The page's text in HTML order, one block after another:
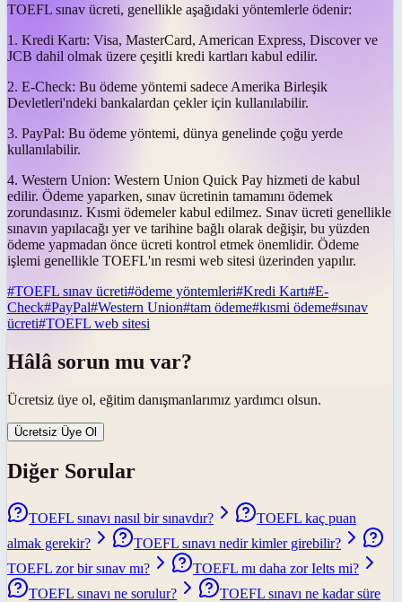
TOEFL sınav ücreti, genellikle aşağıdaki yöntemlerle ödenir:
1. Kredi Kartı: Visa, MasterCard, American Express, Discover ve
JCB dahil olmak üzere çeşitli kredi kartları kabul edilir.
2. E-Check: Bu ödeme yöntemi sadece Amerika Birleşik
Devletleri'ndeki bankalardan çekler için kullanılabilir.
3. PayPal: Bu ödeme yöntemi, dünya genelinde çoğu yerde
kullanılabilir.
4. Western Union: Western Union Quick Pay hizmeti de kabul
edilir. Ödeme yaparken, sınav ücretinin tamamını ödemek
zorundasınız. Kısmi ödemeler kabul edilmez. Sınav ücreti genellikle
sınavın yapılacağı yer ve tarihine bağlı olarak değişir, bu yüzden
ödeme yapmadan önce ücreti kontrol etmek önemlidir. Ödeme
işlemi genellikle TOEFL'ın resmi web sitesi üzerinden yapılır.
#TOEFL sınav ücreti#ödeme yöntemleri#Kredi Kartı#E-
Check#PayPal#Western Union#tam ödeme#kısmi ödeme#sınav
ücreti#TOEFL web sitesi
Hâlâ sorun mu var?
Ücretsiz üye ol, eğitim danışmanlarımız yardımcı olsun.
Ücretsiz Üye Ol
Diğer Sorular
TOEFL sınavı nasıl bir sınavdır?
TOEFL kaç puan
almak gerekir?
TOEFL sınavı nedir kimler girebilir?
TOEFL zor bir sınav mı?
TOEFL mı daha zor Ielts mi?
TOEFL sınavı ne sorulur?
TOEFL sınavı ne kadar süre